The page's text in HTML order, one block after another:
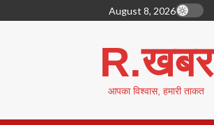
to
August 8, 2026
R.खबर
आपका विश्वास, हमारी ताकत